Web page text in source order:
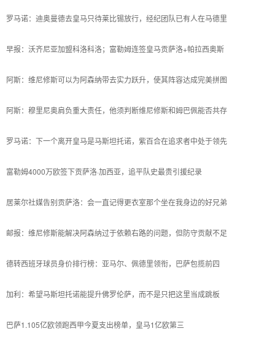
罗马诺：迪奥曼德去皇马只待莱比锡放行，经纪团队已有人在马德里
早报：沃齐尼亚加盟科洛科洛；富勒姆连签皇马贡萨洛+帕拉西奥斯
阿斯：维尼修斯可以为阿森纳带去实力跃升，使其阵容达成完美拼图
阿斯：穆里尼奥肩负重大责任，他须判断维尼修斯和姆巴佩能否共存
罗马诺：下一个离开皇马是马斯坦托诺，紫百合在追求者中处于领先
富勒姆4000万欧签下贡萨洛·加西亚，追平队史最贵引援纪录
居莱尔社媒告别贡萨洛：会一直记得更衣室那个坐在我身边的好兄弟
邮报：维尼修斯能解决阿森纳过于依赖右路的问题，但防守贡献不足
德转西班牙球员身价排行榜：亚马尔、佩德里领衔，巴萨包揽前四
加利：希望马斯坦托诺能提升佛罗伦萨，而不是只把这里当成跳板
巴萨1.105亿欧领跑西甲今夏支出榜单，皇马1亿欧第三